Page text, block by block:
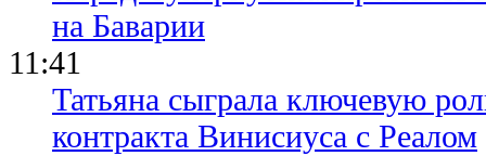
на Баварии
11:41
Татьяна сыграла ключевую
контракта Винисиуса с Реалом